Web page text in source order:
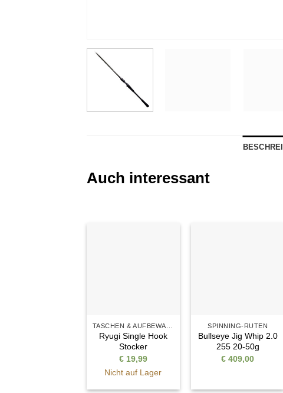
Auch interessant
Ryugi Single Hook
Stocker
€19,99
Nicht auf Lager
SPINNING-RUTEN
Bullseye Jig Whip 2.0
255 20-50g
€ 409,00